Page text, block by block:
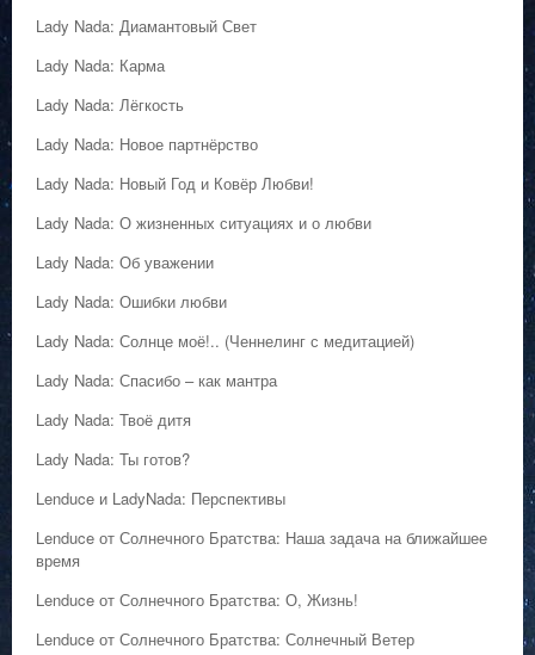
Lady Nada: Диамантовый Свет
Lady Nada: Карма
Lady Nada: Лёгкость
Lady Nada: Новое партнёрство
Lady Nada: Новый Год и Ковёр Любви!
Lady Nada: О жизненных ситуациях и о любви
Lady Nada: Об уважении
Lady Nada: Ошибки любви
Lady Nada: Солнце моё!.. (Ченнелинг с медитацией)
Lady Nada: Спасибо – как мантра
Lady Nada: Твоё дитя
Lady Nada: Ты готов?
Lenduce и LadyNada: Перспективы
Lenduce от Солнечного Братства: Наша задача на ближайшее
время
Lenduce от Солнечного Братства: О, Жизнь!
Lenduce от Солнечного Братства: Солнечный Ветер